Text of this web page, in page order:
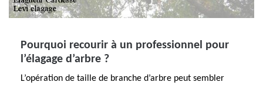
Pourquoi recourir à un professionnel pour
l’élagage d’arbre ?
L’opération de taille de branche d’arbre peut sembler